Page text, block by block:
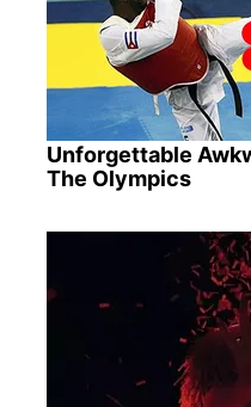
Unforgettable
The Olympics